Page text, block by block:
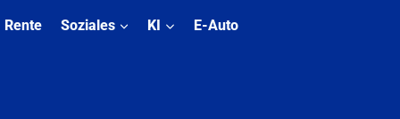
Rente Soziales KI E-Auto